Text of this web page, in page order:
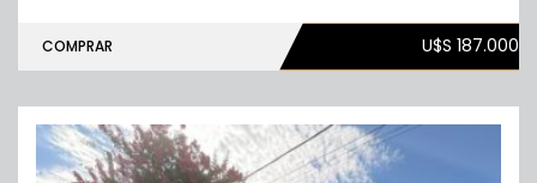
COMPRAR U$S 187.000